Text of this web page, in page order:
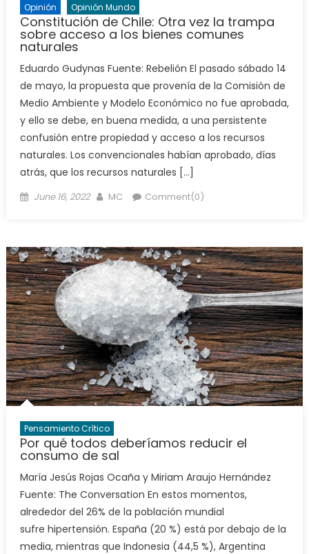
Opinión Opinión Mundo
Constitución de Chile: Otra vez la trampa
sobre acceso a los bienes comunes
naturales
Eduardo Gudynas Fuente: Rebelión El pasado sábado 14
de mayo, la propuesta que provenía de la Comisión de
Medio Ambiente y Modelo Económico no fue aprobada,
y ello se debe, en buena medida, a una persistente
confusión entre propiedad y acceso a los recursos
naturales. Los convencionales habían aprobado, días
atrás, que los recursos naturales […]
Posted
June 16, 2022 Author
MC Comment(0)
Pensamiento Crítico
Por qué todos deberíamos reducir el
consumo de sal
María Jesús Rojas Ocaña y Miriam Araujo Hernández
Fuente: The Conversation En estos momentos,
alrededor del 26% de la población mundial
sufre hipertensión. España (20 %) está por debajo de la
media, mientras que Indonesia (44,5 %), Argentina